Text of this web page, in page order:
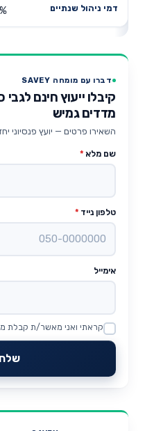
דברו עם מומחה SAVEY
קיבלו ייעוץ חינם
מדדים גמיש
השאירו פרטים — יועץ פנסיוני יחזור
שם מלא *
טלפון נייד *
אימייל
Website
קראתי ואני מאשר/ת קבלת